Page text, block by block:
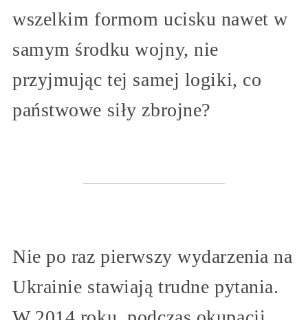
wszelkim formom ucisku nawet w
samym środku wojny, nie
przyjmując tej samej logiki, co
państwowe siły zbrojne?
Nie po raz pierwszy wydarzenia na
Ukrainie stawiają trudne pytania.